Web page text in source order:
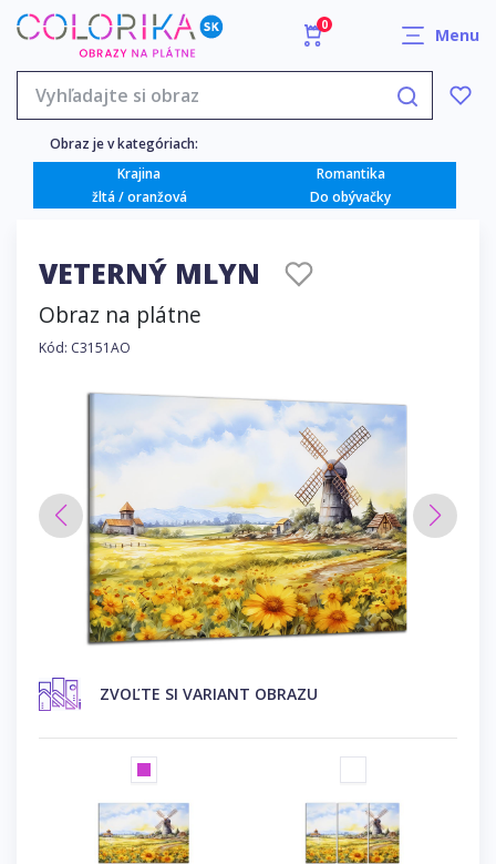
0 Menu
Obraz je v kategóriach:
Krajina
Romantika
žltá / oranžová
Do obývačky
VETERNÝ MLYN
Obraz na plátne
Kód: C3151AO
ZVOĽTE SI VARIANT OBRAZU